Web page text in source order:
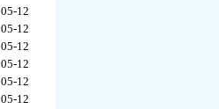
05-12
05-12
05-12
05-12
05-12
05-12